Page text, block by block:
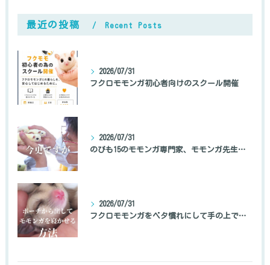
最近の投稿 Recent Posts
2026/07/31
フクロモモンガ初心者向けのスクール開催
2026/07/31
のびも15のモモンガ専門家、モモンガ先生の自己紹介
2026/07/31
フクロモモンガをベタ慣れにして手の上で寝かせる方法